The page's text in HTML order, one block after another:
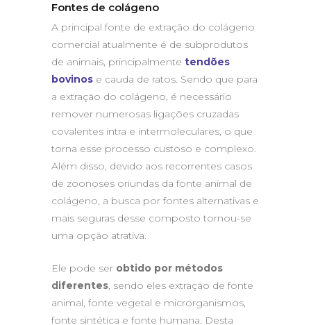
Fontes de colágeno
A principal fonte de extração do colágeno
comercial atualmente é de subprodutos
de animais, principalmente tendões
bovinos e cauda de ratos. Sendo que para
a extração do colágeno, é necessário
remover numerosas ligações cruzadas
covalentes intra e intermoleculares, o que
torna esse processo custoso e complexo.
Além disso, devido aos recorrentes casos
de zoonoses oriundas da fonte animal de
colágeno, a busca por fontes alternativas e
mais seguras desse composto tornou-se
uma opção atrativa.
Ele pode ser obtido por métodos
diferentes, sendo eles extração de fonte
animal, fonte vegetal e microrganismos,
fonte sintética e fonte humana. Desta